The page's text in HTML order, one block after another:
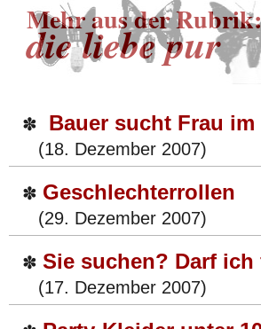
Mehr aus der Rubrik:
die liebe pur
✽ Bauer sucht Frau im
(18. Dezember 2007)
✽ Geschlechterrollen
(29. Dezember 2007)
✽ Sie suchen? Darf ich
(17. Dezember 2007)